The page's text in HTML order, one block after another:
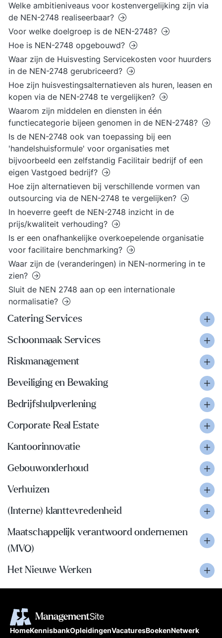
Welke ambitieniveaus voor kostenvergelijking zijn via
de NEN-2748 realiseerbaar?
Voor welke doelgroep is de NEN-2748?
Hoe is NEN-2748 opgebouwd?
Waar zijn de Huisvesting Servicekosten voor huurders
in de NEN-2748 gerubriceerd?
Hoe zijn huisvestingsalternatieven als huren, leasen en
kopen via de NEN-2748 te vergelijken?
Waarom zijn middelen en diensten in één
functiecategorie bijeen genomen in de NEN-2748?
Is de NEN-2748 ook van toepassing bij een
'handelshuisformule' voor organisaties met
bijvoorbeeld een zelfstandig Facilitair bedrijf of een
eigen Vastgoed bedrijf?
Hoe zijn alternatieven bij verschillende vormen van
outsourcing via de NEN-2748 te vergelijken?
In hoeverre geeft de NEN-2748 inzicht in de
prijs/kwaliteit verhouding?
Is er een onafhankelijke overkoepelende organisatie
voor facilitaire benchmarking?
Waar zijn de (veranderingen) in NEN-normering in te
zien?
Sluit de NEN 2748 aan op een internationale
normalisatie?
Catering Services
Schoonmaak Services
Riskmanagement
Beveiliging en Bewaking
Bedrijfshulpverlening
Corporate Real Estate
Kantoorinnovatie
Gebouwonderhoud
Verhuizen
(Interne) klanttevredenheid
Maatschappelijk verantwoord ondernemen
(MVO)
Het Nieuwe Werken
HomeKennisbankOpleidingenVacaturesBoekenNetwerk